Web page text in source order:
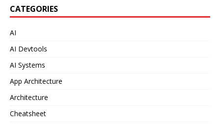
CATEGORIES
AI
AI Devtools
AI Systems
App Architecture
Architecture
Cheatsheet